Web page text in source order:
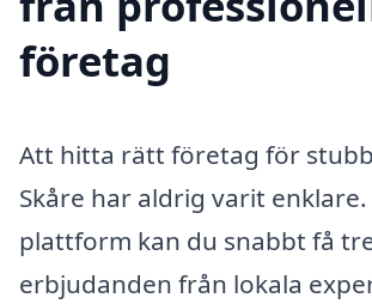
företag
Att hitta rätt företag för
Skåre har aldrig varit
plattform kan du snabbt få
erbjudanden från lokala